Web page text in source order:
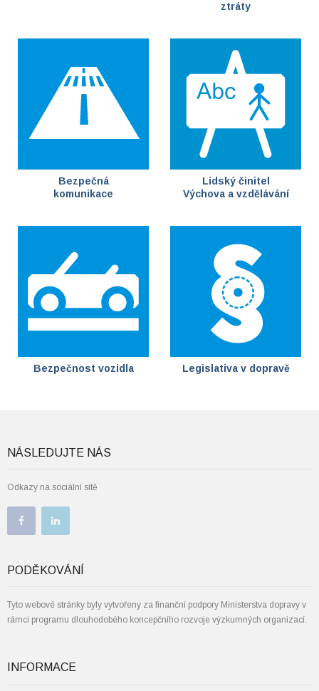
ztráty
Bezpečná
komunikace
Lidský činitel
Výchova a vzdělávání
Bezpečnost vozidla Legislativa v dopravě
NÁSLEDUJTE NÁS
Odkazy na sociální sítě
PODĚKOVÁNÍ
Tyto webové stránky byly vytvořeny za finanční podpory Ministerstva dopravy v
rámci programu dlouhodobého koncepčního rozvoje výzkumných organizací.
INFORMACE